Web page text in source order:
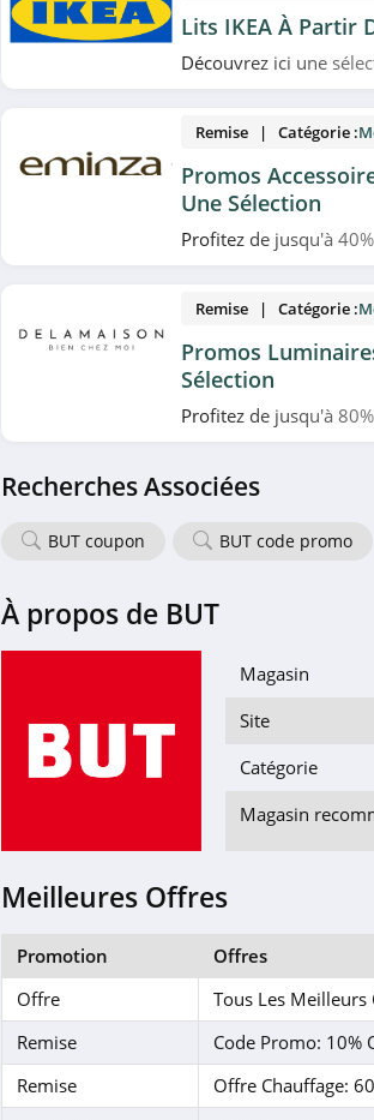
Lits IKEA À Partir
Découvrez ici une
Remise | Catégorie :
Promos
Une Sélection
Profitez de jusqu'à
Remise | Catégorie :
Promos
Sélection
Profitez de jusqu'à
Recherches Associées
BUT coupon BUT code promo
À propos de BUT
Magasin
Site
Catégorie
Magasin
Meilleures Offres
Promotion Offres
Offre
Tous Les Meilleurs
Remise
Code Promo: 10%
Remise
Offre Chauffage: